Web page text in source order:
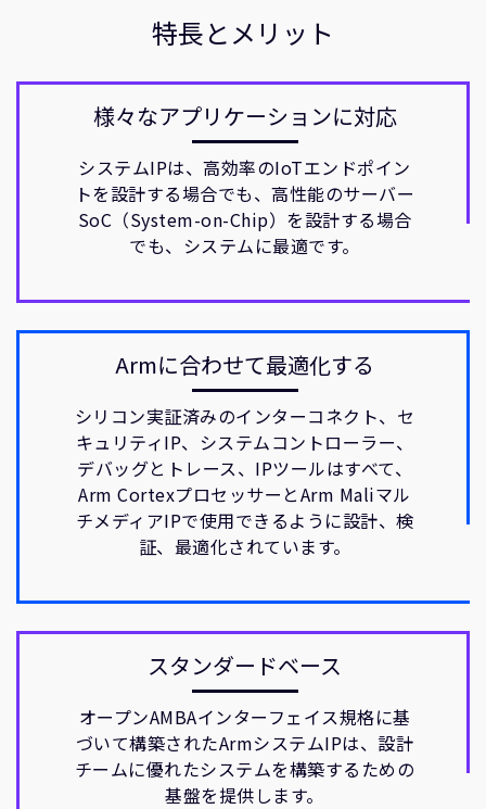
特長とメリット
様々なアプリケーションに対応
システムIPは、高効率のIoTエンドポイン
トを設計する場合でも、高性能のサーバー
SoC（System-on-Chip）を設計する場合
でも、システムに最適です。
Armに合わせて最適化する
シリコン実証済みのインターコネクト、セ
キュリティIP、システムコントローラー、
デバッグとトレース、IPツールはすべて、
Arm CortexプロセッサーとArm Maliマル
チメディアIPで使用できるように設計、検
証、最適化されています。
スタンダードベース
オープンAMBAインターフェイス規格に基
づいて構築されたArmシステムIPは、設計
チームに優れたシステムを構築するための
基盤を提供します。